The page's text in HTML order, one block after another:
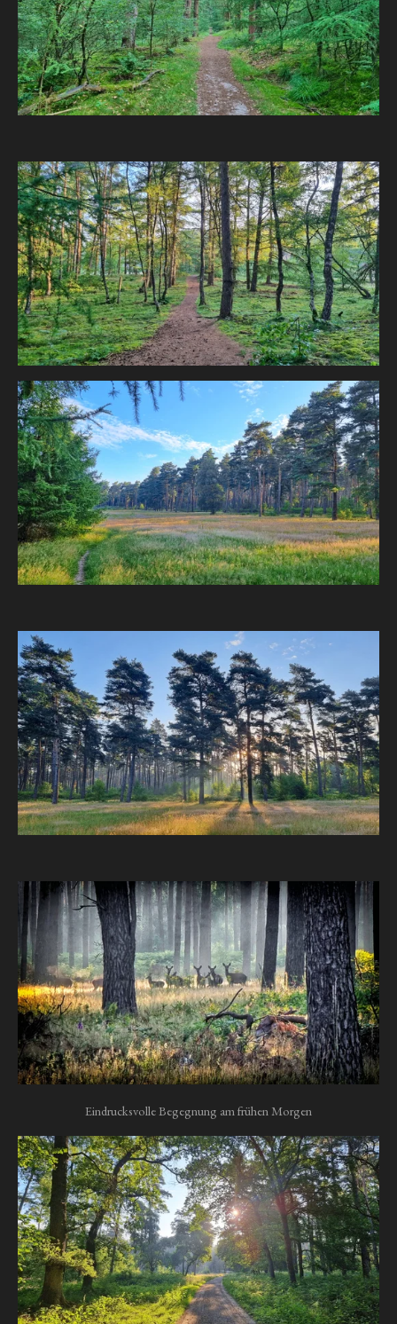
Eindrucksvolle Begegnung am frühen Morgen